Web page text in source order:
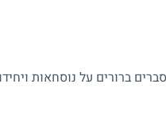
ברורים על נוסחאות